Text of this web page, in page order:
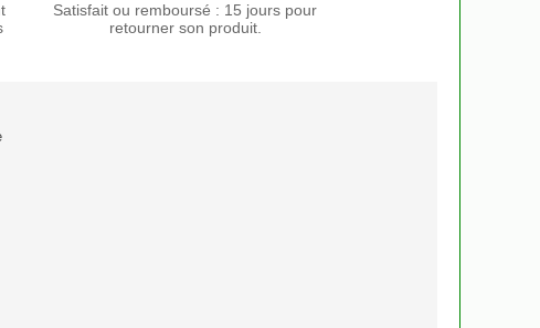
Satisfait ou remboursé : 15 jours pour
retourner son produit.